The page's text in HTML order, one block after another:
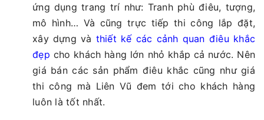
ứng dụng trang trí như: Tranh phù điêu, tượng,
mô hình… Và cũng trực tiếp thi công lắp đặt,
xây dựng và thiết kế các cảnh quan điêu khắc
đẹp cho khách hàng lớn nhỏ khắp cả nước. Nên
giá bán các sản phẩm điêu khắc cũng như giá
thi công mà Liên Vũ đem tới cho khách hàng
luôn là tốt nhất.